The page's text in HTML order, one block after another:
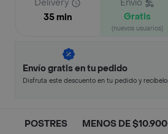
Delivery
35 min
Envío
Gratis
(nuevos usuarios)
Envío gratis en tu pedido
Disfruta este descuento en tu pedido y recíbelo
POSTRES MENOS DE $10.900